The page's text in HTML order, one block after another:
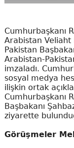
Cumhurbaşkanı
Arabistan Veliaht
Pakistan
Arabistan-
imzaladı.
sosyal medya
ilişkin ortak
Cumhurbaşkanı
Başbakanı
ziyarette
Görüşmeler